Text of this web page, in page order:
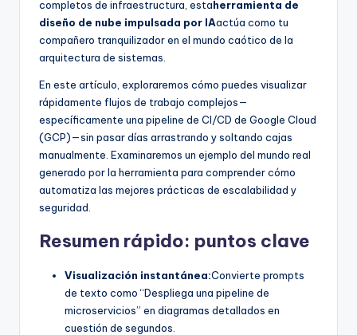
w
completos de infraestructura, estaherramienta de
diseño de nube impulsada por IAactúa como tu
compañero tranquilizador en el mundo caótico de la
arquitectura de sistemas.
En este artículo, exploraremos cómo puedes visualizar
rápidamente flujos de trabajo complejos—
específicamente una pipeline de CI/CD de Google Cloud
(GCP)—sin pasar días arrastrando y soltando cajas
manualmente. Examinaremos un ejemplo del mundo real
generado por la herramienta para comprender cómo
automatiza las mejores prácticas de escalabilidad y
seguridad.
Resumen rápido: puntos clave
Visualización instantánea:Convierte prompts
de texto como “Despliega una pipeline de
microservicios” en diagramas detallados en
cuestión de segundos.